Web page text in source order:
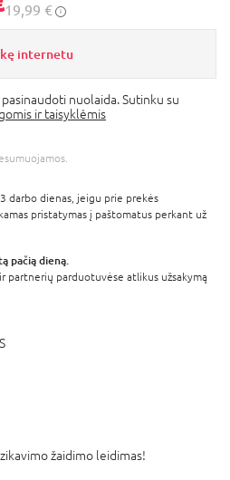
19,99 €
internetu
nuolaida. Sutinku su
ir taisyklėmis
darbo dienas, jeigu prie prekės
pristatymas į paštomatus perkant už
pačią dieną.
partnerių parduotuvėse atlikus užsakymą
žaidimo leidimas!